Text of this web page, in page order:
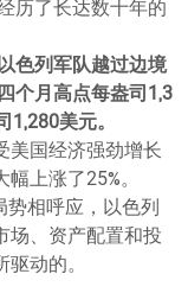
历了长达数十年的
色列军队越过边境
个月高点每盎司1,3
美元。
美国经济强劲增长
上涨了25%。
相呼应，以色列
场、资产配置和投
动的。